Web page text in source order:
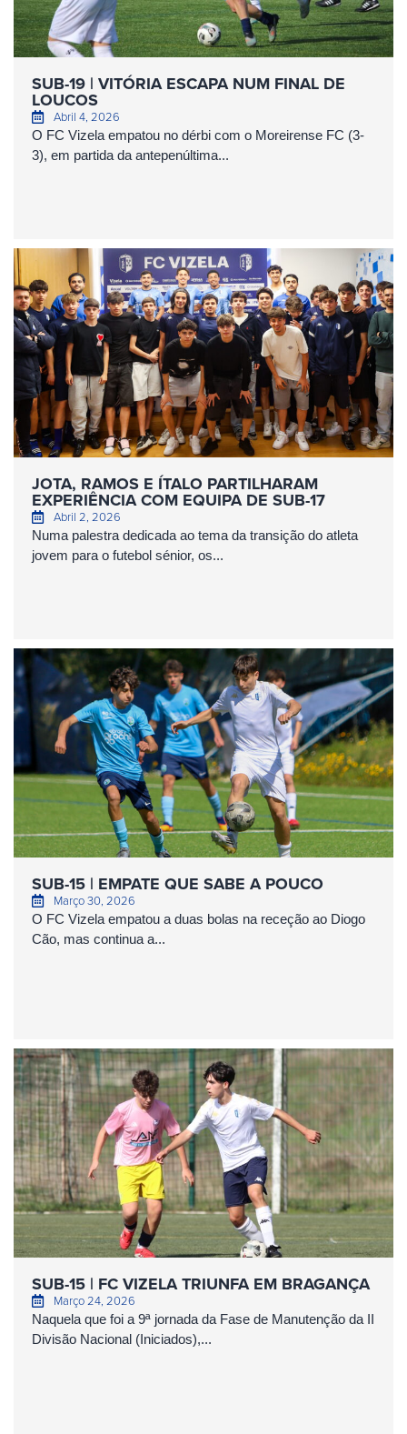
SUB-19 | VITÓRIA ESCAPA NUM FINAL DE
LOUCOS
Abril 4, 2026
O FC Vizela empatou no dérbi com o Moreirense FC (3-
3), em partida da antepenúltima...
JOTA, RAMOS E ÍTALO PARTILHARAM
EXPERIÊNCIA COM EQUIPA DE SUB-17
Abril 2, 2026
Numa palestra dedicada ao tema da transição do atleta
jovem para o futebol sénior, os...
SUB-15 | EMPATE QUE SABE A POUCO
Março 30, 2026
O FC Vizela empatou a duas bolas na receção ao Diogo
Cão, mas continua a...
SUB-15 | FC VIZELA TRIUNFA EM BRAGANÇA
Março 24, 2026
Naquela que foi a 9ª jornada da Fase de Manutenção da II
Divisão Nacional (Iniciados),...